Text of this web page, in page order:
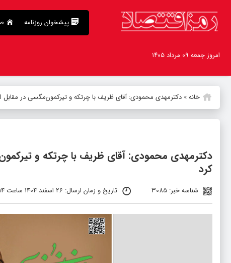
پیشخوان روزنامه
امروز جمعه ۰۹ مرداد ۱۴۰۵
خانه» دکترمهدى محمودى: آقای ظریف با چرتکه و تیرکمون‌مگسی در مقابل
دکترمهدى محمودى: آقای ظریف با چرتکه و
کرد
شناسه خبر: 3085 تاریخ و زمان ارسال: 26 اسفند 1404 ساعت 18:14